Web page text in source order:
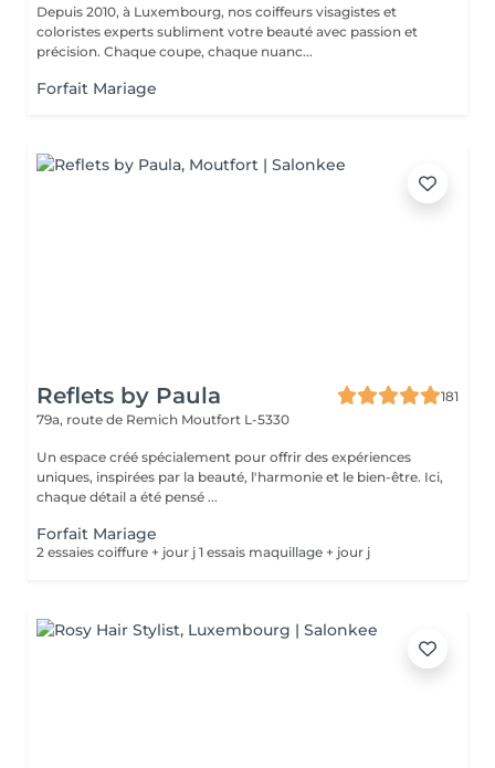
Depuis 2010, à Luxembourg, nos coiffeurs visagistes et
coloristes experts subliment votre beauté avec passion et
précision. Chaque coupe, chaque nuanc...
Forfait Mariage
Reflets by Paula
181
79a, route de Remich Moutfort L-5330
Un espace créé spécialement pour offrir des expériences
uniques, inspirées par la beauté, l'harmonie et le bien-être. Ici,
chaque détail a été pensé ...
Forfait Mariage
2 essaies coiffure + jour j 1 essais maquillage + jour j